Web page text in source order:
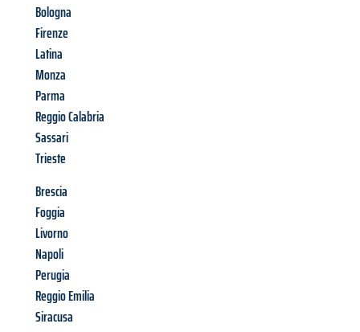
Bologna
Firenze
Latina
Monza
Parma
Reggio Calabria
Sassari
Trieste
Brescia
Foggia
Livorno
Napoli
Perugia
Reggio Emilia
Siracusa